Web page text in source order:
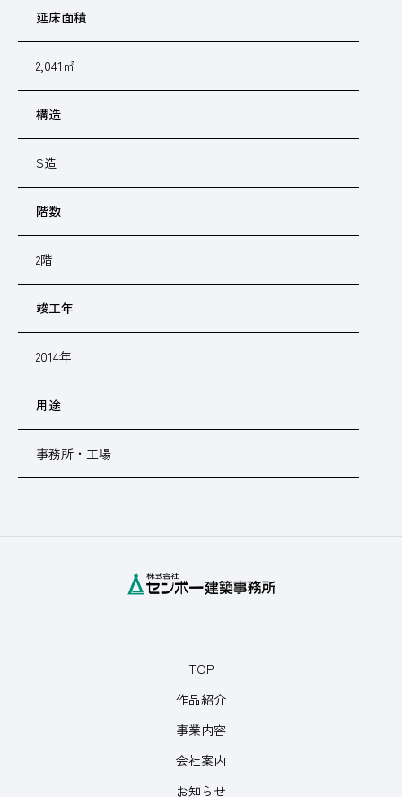
延床面積
2,041㎡
構造
S造
階数
2階
竣工年
2014年
用途
事務所・工場
TOP
作品紹介
事業内容
会社案内
お知らせ